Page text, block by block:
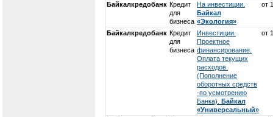
Байкалкредобанк Кредит
для
бизнеса
На инвестиции.
Байкал
«Экология»
от
Байкалкредобанк Кредит
для
бизнеса
Инвестиции.
Проектное
финансирование.
Оплата текущих
расходов.
(Пополнение
оборотных средств
-по усмотрению
Банка). Байкал
«Универсальный»
от